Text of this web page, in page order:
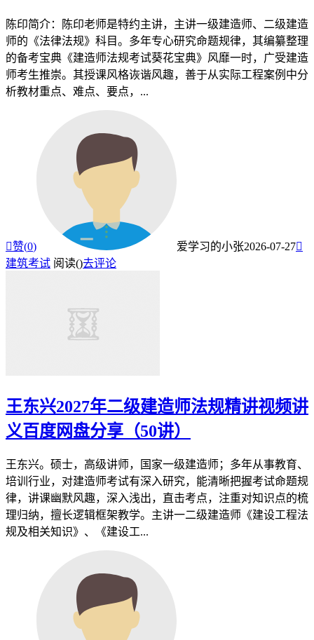
陈印简介：陈印老师是特约主讲，主讲一级建造师、二级建造
师的《法律法规》科目。多年专心研究命题规律，其编纂整理
的备考宝典《建造师法规考试葵花宝典》风靡一时，广受建造
师考生推崇。其授课风格诙谐风趣，善于从实际工程案例中分
析教材重点、难点、要点，...
赞(0) 爱学习的小张2026-07-27
建筑考试 阅读()去评论
王东兴2027年二级建造师法规精讲视频讲
义百度网盘分享（50讲）
王东兴。硕士，高级讲师，国家一级建造师；多年从事教育、
培训行业，对建造师考试有深入研究，能清晰把握考试命题规
律，讲课幽默风趣，深入浅出，直击考点，注重对知识点的梳
理归纳，擅长逻辑框架教学。主讲一二级建造师《建设工程法
规及相关知识》、《建设工...